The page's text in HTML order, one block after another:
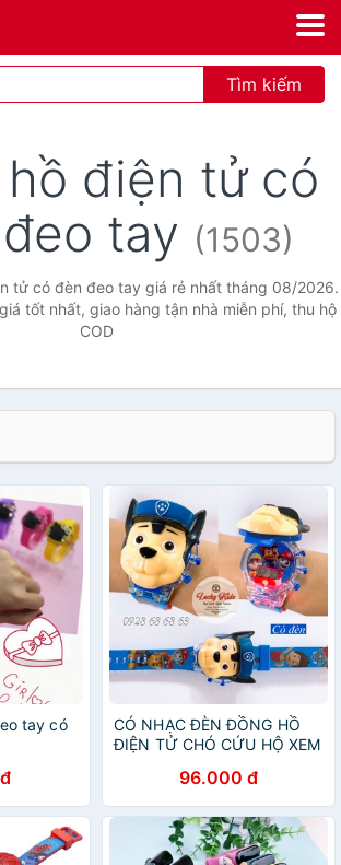
Tìm kiếm
điện tử có
tay (1503)
tử có đèn đeo tay giá rẻ nhất tháng 08/2026.
tốt nhất, giao hàng tận nhà miễn phí, thu hộ
COD
tay có
CÓ NHẠC ĐÈN ĐỒNG HỒ
ĐIỆN TỬ CHÓ CỨU HỘ XEM
96.000 đ